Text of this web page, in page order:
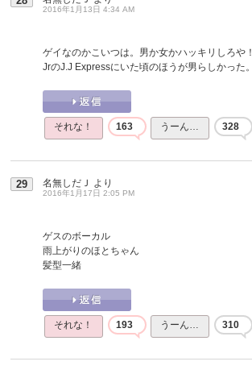
2016年1月13日 4:34 AM
ゲイなのかこいつは。男か女かハッキリしろや！
JrのJ.J Expressにいた頃のほうが男らしかった。
それな！ 163 うーん… 328
29 名無しだＪ より
2016年1月17日 2:05 PM
ゲスのボーカル
雨上がりのほとちゃん
髪型一緒
それな！ 193 うーん… 310